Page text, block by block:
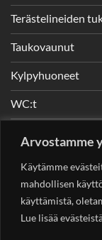
Arvostamme
Käytämme
mahdollisen
käyttämistä,
Lue lisää
Terästelineiden
Taukovaunut
Kylpyhuoneet
WC:t
YHTEYSTIEDOT